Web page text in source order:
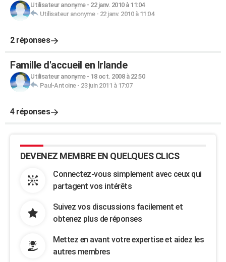
Utilisateur anonyme- 22 janv. 2010 à 11:04
Utilisateur anonyme- 22 janv. 2010 à 11:04
2 réponses
Famille d'accueil en Irlande
Utilisateur anonyme- 18 oct. 2008 à 22:50
Paul-Antoine- 23 juin 2011 à 17:07
4 réponses
DEVENEZ MEMBRE EN QUELQUES CLICS
Connectez-vous simplement avec ceux qui
partagent vos intérêts
Suivez vos discussions facilement et
obtenez plus de réponses
Mettez en avant votre expertise et aidez les
autres membres